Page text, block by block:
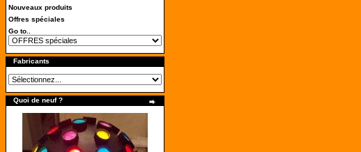
Nouveaux produits
Offres spéciales
Go to..
Fabricants
Quoi de neuf ?